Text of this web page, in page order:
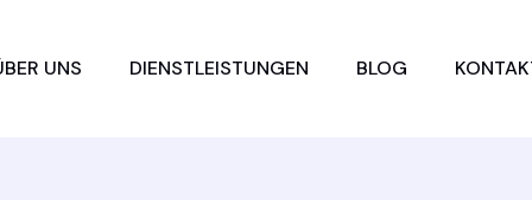
UNS DIENSTLEISTUNGEN BLOG